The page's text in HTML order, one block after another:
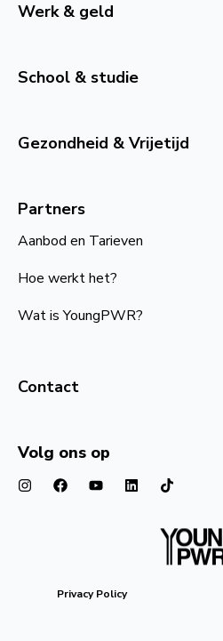
Werk & geld
School & studie
Gezondheid & Vrijetijd
Partners
Aanbod en Tarieven
Hoe werkt het?
Wat is YoungPWR?
Contact
Volg ons op
Privacy Policy